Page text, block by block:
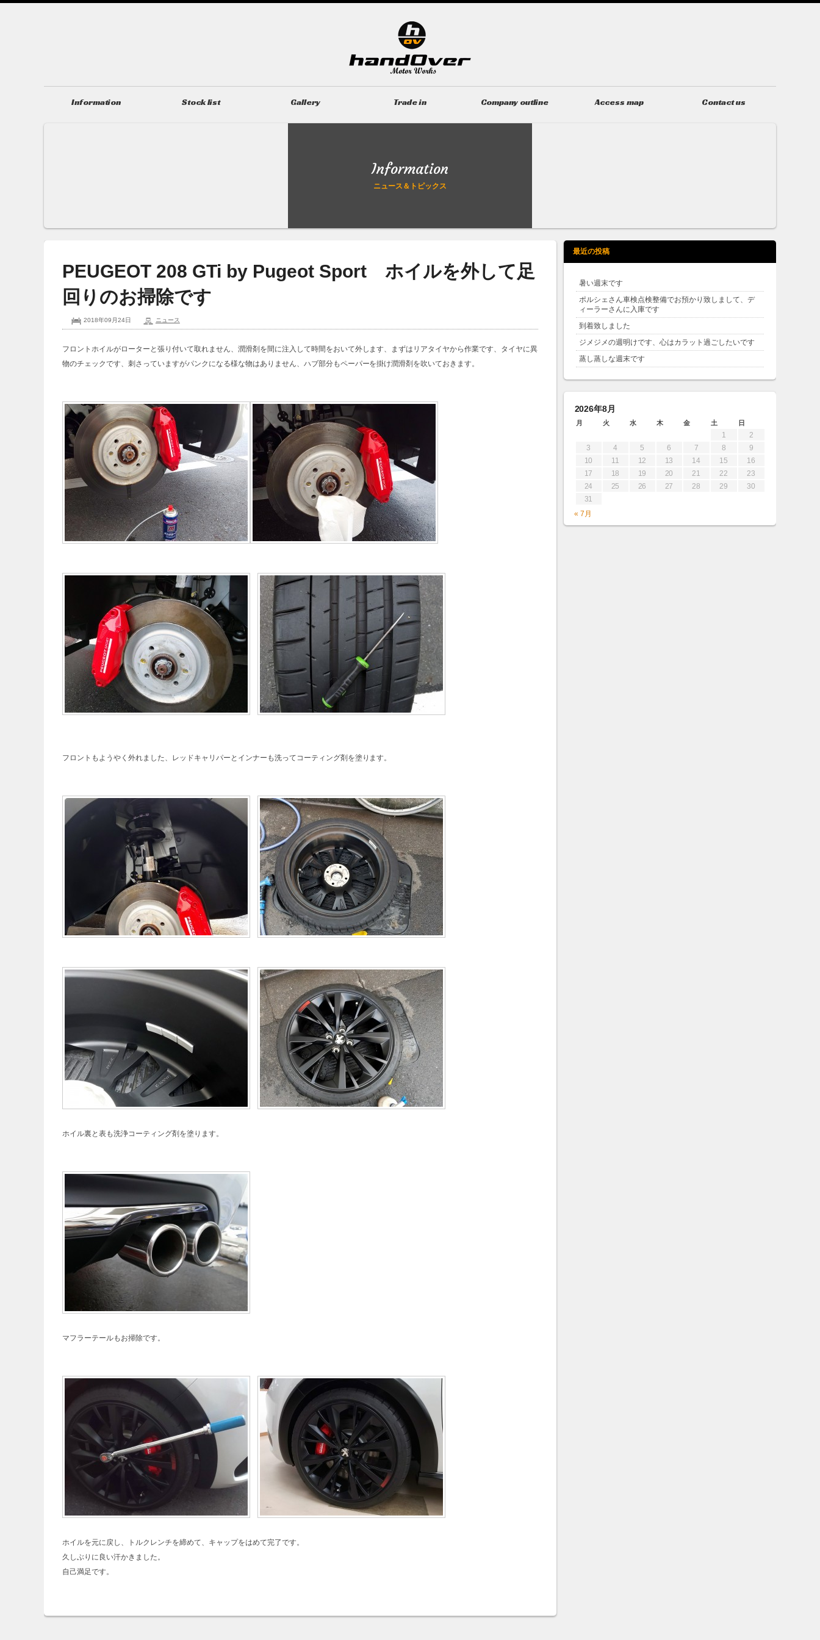
Information Stock list Gallery Trade in Company outline Access map Contact us
Information
ニュース＆トピックス
PEUGEOT 208 GTi by Pugeot Sport ホイルを外して足
回りのお掃除です
2018年09月24日 ニュース
フロントホイルがローターと張り付いて取れません、潤滑剤を間に注入して時間をおいて外します、まずはリアタイヤから作業です、タイヤに異
物のチェックです、刺さっていますがパンクになる様な物はありません、ハブ部分もペーパーを掛け潤滑剤を吹いておきます。
フロントもようやく外れました、レッドキャリパーとインナーも洗ってコーティング剤を塗ります。
ホイル裏と表も洗浄コーティング剤を塗ります。
マフラーテールもお掃除です。
ホイルを元に戻し、トルクレンチを締めて、キャップをはめて完了です。
久しぶりに良い汗かきました。
自己満足です。
最近の投稿
暑い週末です
ポルシェさん車検点検整備でお預かり致しまして、デ
ィーラーさんに入庫です
到着致しました
ジメジメの週明けです、心はカラット過ごしたいです
蒸し蒸しな週末です
2026年8月
月 火 水 木 金 土 日
1
2
3
4 5 6 7 8
9
10
11 12 13 14 15
16
17
18 19 20 21 22
23
24
25 26 27 28 29
30
31
« 7月